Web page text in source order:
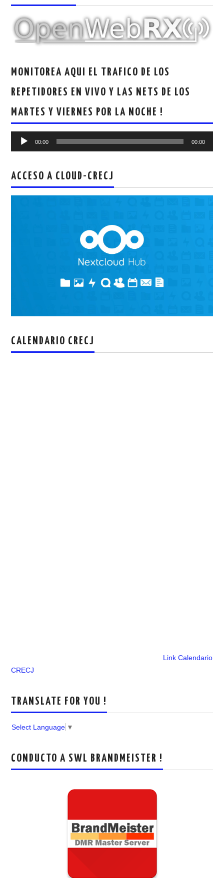
MONITOREA AQUI EL TRAFICO DE LOS
REPETIDORES EN VIVO Y LAS NETS DE LOS
MARTES Y VIERNES POR LA NOCHE !
Reproductor
de
00:00 00:00
ACCESO A CLOUD-CRECJ
CALENDARIO CRECJ
Link Calendario
CRECJ
TRANSLATE FOR YOU !
Select Language ▼
CONDUCTO A SWL BRANDMEISTER !